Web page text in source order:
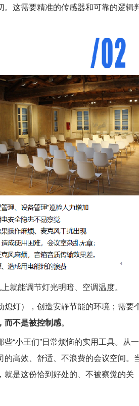
这需要精准的传感器和可靠的逻辑
就能调节灯光明暗、空调温度。
灯），创造安静节能的环境；需要
而不是被控制感。
“小王们”日常烦恼的实用工具。从一
高效、舒适、不浪费的会议空间。
是这份恰到好处的、不被察觉的关